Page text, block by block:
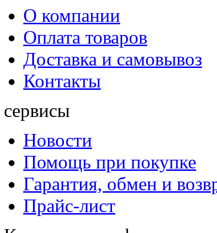
О компании
Оплата товаров
Доставка и самовывоз
Контакты
сервисы
Новости
Помощь при покупке
Гарантия, обмен и
Прайс-лист